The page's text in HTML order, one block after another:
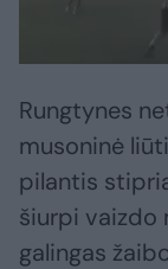
Rungtynes
musoninė
pilantis
šiurpi vaizdo
galingas